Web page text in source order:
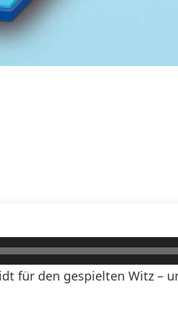
für den gespielten Witz –